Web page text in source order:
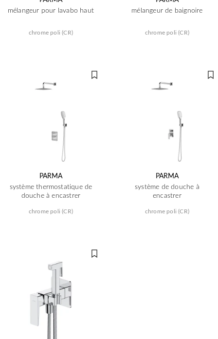
mélangeur pour lavabo haut
chrome poli (CR)
mélangeur de baignoire
chrome poli (CR)
PARMA
système thermostatique de
douche à encastrer
chrome poli (CR)
PARMA
système de douche à
encastrer
chrome poli (CR)